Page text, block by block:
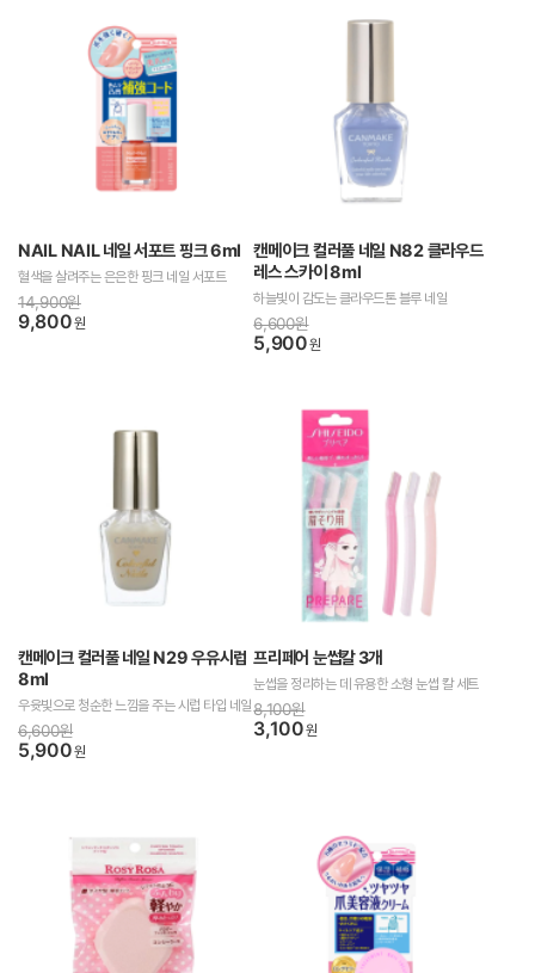
NAIL NAIL 네일 서포트 핑크 6ml
혈색을 살려주는 은은한 핑크 네일 서포트
14,900원
9,800원
캔메이크 컬러풀 네일 N82 클라우드
레스 스카이 8ml
하늘빛이 감도는 클라우드톤 블루 네일
6,600원
5,900원
캔메이크 컬러풀 네일 N29 우유시럽
8ml
우윳빛으로 청순한 느낌을 주는 시럽 타입 네일
6,600원
5,900원
프리페어 눈썹칼 3개
눈썹을 정리하는 데 유용한 소형 눈썹 칼 세트
8,100원
3,100원